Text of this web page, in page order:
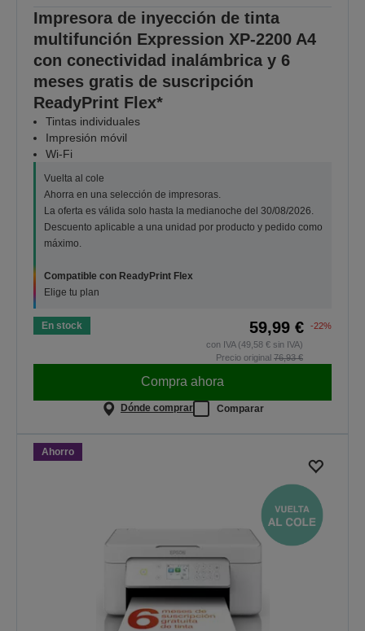
Impresora de inyección de tinta
multifunción Expression XP-2200 A4
con conectividad inalámbrica y 6
meses gratis de suscripción
ReadyPrint Flex*
Tintas individuales
Impresión móvil
Wi-Fi
Vuelta al cole
Ahorra en una selección de impresoras.
La oferta es válida solo hasta la medianoche del 30/08/2026.
Descuento aplicable a una unidad por producto y pedido como
máximo.
Compatible con ReadyPrint Flex
Elige tu plan
En stock 59,99 €
-22%
con IVA (49,58 € sin IVA)
Precio original 76,93 €
Compra ahora
Dónde comprar Comparar
Ahorro